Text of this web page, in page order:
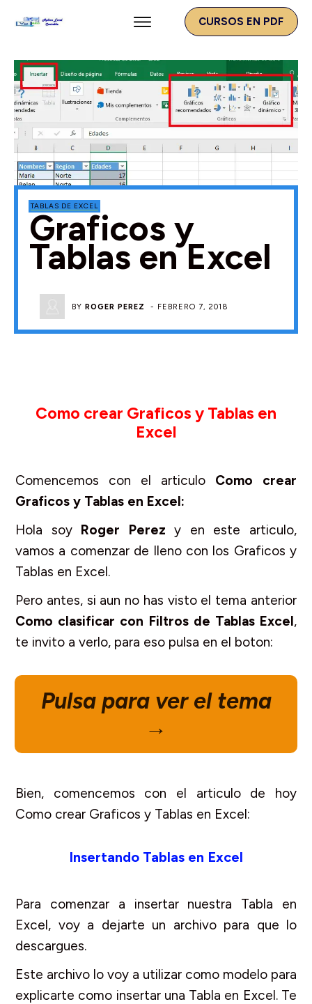
CURSOS EN PDF
TABLAS DE EXCEL
Graficos y
Tablas en Excel
BYROGER PEREZ - FEBRERO 7, 2018
Como crear Graficos y Tablas en
Excel
Comencemos con el articulo Como crear
Graficos y Tablas en Excel:
Hola soy Roger Perez y en este articulo,
vamos a comenzar de lleno con los Graficos y
Tablas en Excel.
Pero antes, si aun no has visto el tema anterior
Como clasificar con Filtros de Tablas Excel,
te invito a verlo, para eso pulsa en el boton:
Pulsa para ver el tema
→
Bien, comencemos con el articulo de hoy
Como crear Graficos y Tablas en Excel:
Insertando Tablas en Excel
Para comenzar a insertar nuestra Tabla en
Excel, voy a dejarte un archivo para que lo
descargues.
Este archivo lo voy a utilizar como modelo para
explicarte como insertar una Tabla en Excel. Te